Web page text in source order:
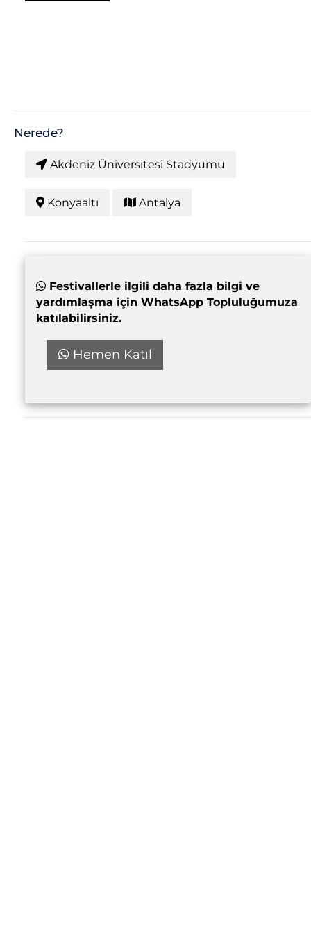
Nerede?
Akdeniz Üniversitesi Stadyumu
Konyaaltı Antalya
Festivallerle ilgili daha fazla bilgi ve
yardımlaşma için WhatsApp Topluluğumuza
katılabilirsiniz.
Hemen Katıl